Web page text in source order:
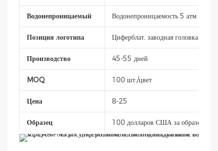
Водонепроницаемый Водонепроницаемость 5 атм
Позиция логотипа Циферблат, заводная головка,
Производство 45-55 дней
MOQ 100 шт./цвет
Цена 8-25
Образец 100 долларов США за образец,